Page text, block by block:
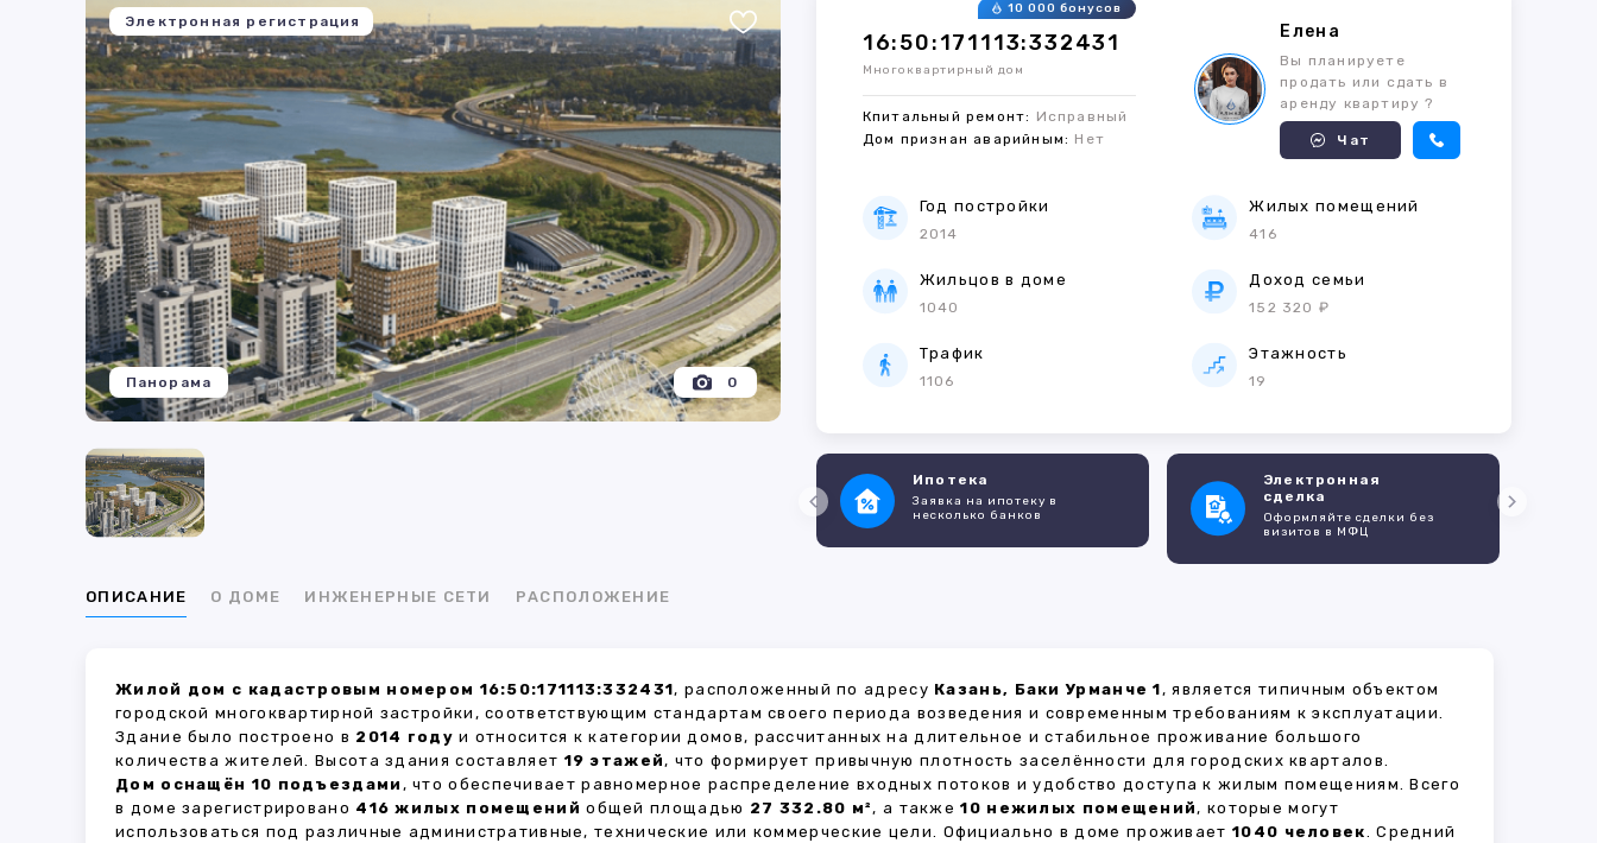
Электронная регистрация
0
Панорама
16:50:171113:332431
10 000 бонусов
Многоквартирный дом
Кпитальный ремонт: Исправный
Дом признан аварийным: Нет
Елена
Вы планируете
продать или сдать в
аренду квартиру ?
Чат
Год постройки
2014
Жилых помещений
416
Жильцов в доме
1040
Доход семьи
152 320 ₽
Трафик
1106
Этажность
19
Ипотека
Заявка на ипотеку в
несколько банков
Электронная
сделка
Оформляйте сделки без
визитов в МФЦ
ОПИСАНИЕ О ДОМЕ ИНЖЕНЕРНЫЕ СЕТИ РАСПОЛОЖЕНИЕ
Жилой дом с кадастровым номером 16:50:171113:332431, расположенный по адресу Казань, Баки Урманче 1, является типичным объектом
городской многоквартирной застройки, соответствующим стандартам своего периода возведения и современным требованиям к эксплуатации.
Здание было построено в 2014 году и относится к категории домов, рассчитанных на длительное и стабильное проживание большого
количества жителей. Высота здания составляет 19 этажей, что формирует привычную плотность заселённости для городских кварталов.
Дом оснащён 10 подъездами , что обеспечивает равномерное распределение входных потоков и удобство доступа к жилым помещениям. Всего
в доме зарегистрировано 416 жилых помещений общей площадью 27 332.80 м², а также10 нежилых помещений, которые могут
использоваться под различные административные, технические или коммерческие цели. Официально в доме проживает 1040 человек. Средний